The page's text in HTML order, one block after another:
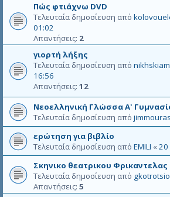
Πώς φτιάχνω DVD
Τελευταία δημοσίευση από
01:02
Απαντήσεις: 2
γιορτή λήξης
Τελευταία δημοσίευση από
16:56
Απαντήσεις: 12
Νεοελληνική Γλώσσα Α'
Τελευταία δημοσίευση από jimmouras
ερώτηση για βιβλίο
Τελευταία δημοσίευση από EMILI «20
Σκηνικο θεατρικου Φρικαντελας
Τελευταία δημοσίευση από gkotrotsio
Απαντήσεις: 5